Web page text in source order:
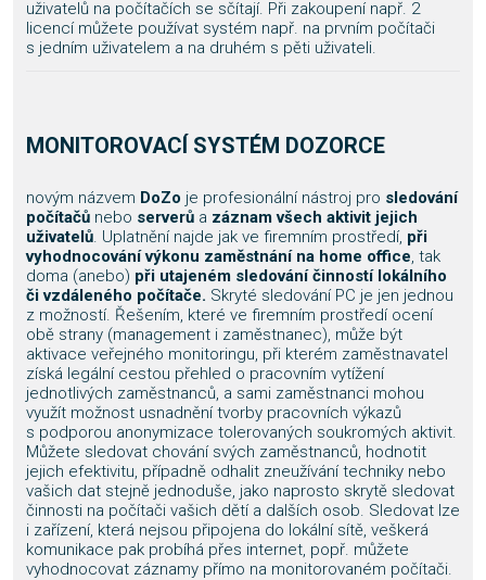
uživatelů na počítačích se sčítají. Při zakoupení např. 2
licencí můžete používat systém např. na prvním počítači
s jedním uživatelem a na druhém s pěti uživateli.
MONITOROVACÍ SYSTÉM DOZORCE
novým názvem DoZo je profesionální nástroj pro sledování
počítačů nebo serverů a záznam všech aktivit jejich
uživatelů. Uplatnění najde jak ve firemním prostředí, při
vyhodnocování výkonu zaměstnání na home office, tak
doma (anebo) při utajeném sledování činností lokálního
či vzdáleného počítače. Skryté sledování PC je jen jednou
z možností. Řešením, které ve firemním prostředí ocení
obě strany (management i zaměstnanec), může být
aktivace veřejného monitoringu, při kterém zaměstnavatel
získá legální cestou přehled o pracovním vytížení
jednotlivých zaměstnanců, a sami zaměstnanci mohou
využít možnost usnadnění tvorby pracovních výkazů
s podporou anonymizace tolerovaných soukromých aktivit.
Můžete sledovat chování svých zaměstnanců, hodnotit
jejich efektivitu, případně odhalit zneužívání techniky nebo
vašich dat stejně jednoduše, jako naprosto skrytě sledovat
činnosti na počítači vašich dětí a dalších osob. Sledovat lze
i zařízení, která nejsou připojena do lokální sítě, veškerá
komunikace pak probíhá přes internet, popř. můžete
vyhodnocovat záznamy přímo na monitorovaném počítači.